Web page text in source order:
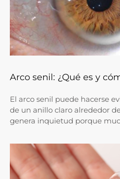
Arco senil: ¿Qué es y
El arco senil puede hacerse
de un anillo claro alrededor
genera inquietud porque